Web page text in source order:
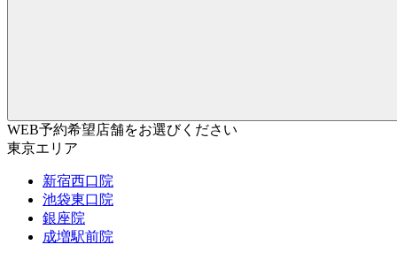
WEB予約希望店舗をお選びください
東京エリア
新宿西口院
池袋東口院
銀座院
成増駅前院